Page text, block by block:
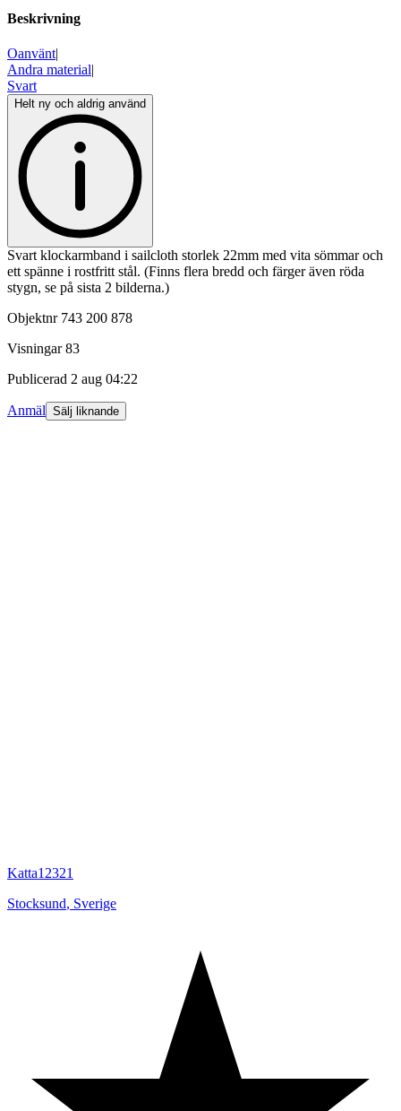
Beskrivning
Oanvänt|
Andra material|
Svart
Helt ny och aldrig använd
Svart klockarmband i sailcloth storlek 22mm med vita sömmar och
ett spänne i rostfritt stål. (Finns flera bredd och färger även röda
stygn, se på sista 2 bilderna.)
Objektnr 743 200 878
Visningar 83
Publicerad 2 aug 04:22
Anmäl Sälj liknande
Katta12321
Stocksund, Sverige